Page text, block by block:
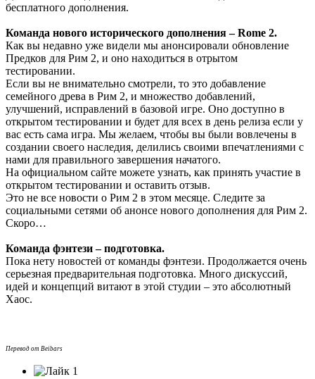
бесплатного дополнения.
Команда нового исторического дополнения – Rome 2.
Как вы недавно уже видели мы анонсировали обновление
Предков для Рим 2, и оно находиться в отрытом
тестировании.
Если вы не внимательно смотрели, то это добавление
семейного древа в Рим 2, и множество добавлений,
улучшений, исправлений в базовой игре. Оно доступно в
открытом тестировании и будет для всех в день релиза если у
вас есть сама игра. Мы желаем, чтобы вы были вовлечены в
создании своего наследия, делились своими впечатлениями с
нами для правильного завершения начатого.
На официальном сайте можете узнать, как принять участие в
открытом тестировании и оставить отзыв.
Это не все новости о Рим 2 в этом месяце. Следите за
социальными сетями об анонсе нового дополнения для Рим 2.
Скоро…
Команда фэнтези – подготовка.
Пока нету новостей от команды фэнтези. Продолжается очень
серьезная предварительная подготовка. Много дискуссий,
идей и концепций витают в этой студии – это абсолютный
Хаос.
Перевод от Beibars
1